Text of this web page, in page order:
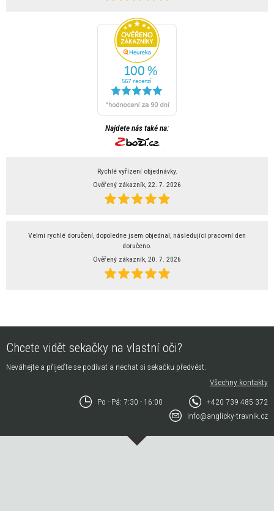
Najdete nás také na:
Rychlé vyřízení objednávky.
Ověřený zákazník, 22. 7. 2026
Velmi rychlé doručení, dopoledne jsem objednal, následující pracovní den
doručeno.
Ověřený zákazník, 20. 7. 2026
Chcete vidět sekačky na vlastní oči?
Neváhejte a přijeďte se podívat a nechat si sekačku předvést.
Všechny kontakty
Po - Pá: 7:30 - 16:00
+420 739 485 372
info@anglicky-travnik.cz